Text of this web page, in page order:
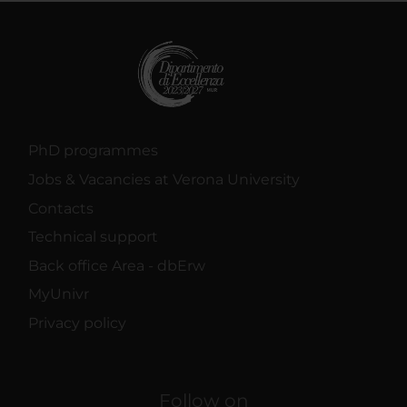
PhD programmes
Jobs & Vacancies at Verona University
Contacts
Technical support
Back office Area - dbErw
MyUnivr
Privacy policy
Follow on